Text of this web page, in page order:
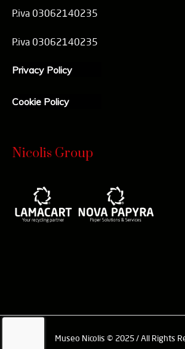
P.iva 03062140235
P.iva 03062140235
Privacy Policy
Cookie Policy
Nicolis Group
Museo Nicolis © 2025 / All Rights